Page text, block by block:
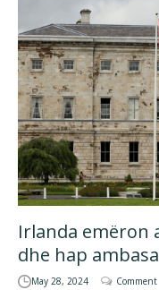
Irlanda emëron
dhe hap
May 28, 2024 Comment